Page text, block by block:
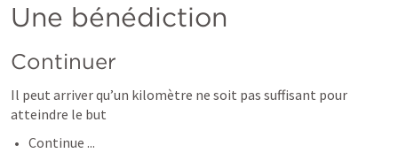
Une bénédiction
Continuer
Il peut arriver qu’un kilomètre ne soit pas suffisant pour
atteindre le but
Continue ...